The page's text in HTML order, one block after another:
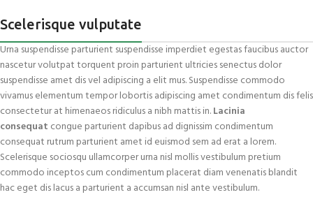
Scelerisque vulputate
Urna suspendisse parturient suspendisse imperdiet egestas faucibus auctor
nascetur volutpat torquent proin parturient ultricies senectus dolor
suspendisse amet dis vel adipiscing a elit mus. Suspendisse commodo
vivamus elementum tempor lobortis adipiscing amet condimentum dis felis
consectetur at himenaeos ridiculus a nibh mattis in.Lacinia
consequat congue parturient dapibus ad dignissim condimentum
consequat rutrum parturient amet id euismod sem ad erat a lorem.
Scelerisque sociosqu ullamcorper urna nisl mollis vestibulum pretium
commodo inceptos cum condimentum placerat diam venenatis blandit
hac eget dis lacus a parturient a accumsan nisl ante vestibulum.